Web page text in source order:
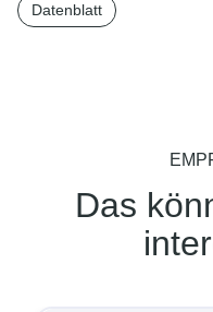
Datenblatt
Das